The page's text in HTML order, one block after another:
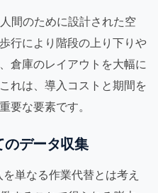
間のために設計された空
行により階段の上り下りや
倉庫のレイアウトを大幅に
れは、導入コストと期間を
要な要素です。
データ収集
単なる作業代替とは考え